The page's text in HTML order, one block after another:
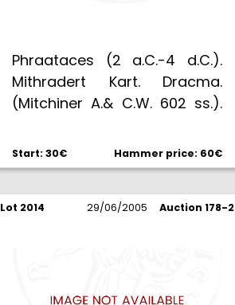
Phraataces (2 a.C.-4 d.C.).
Mithradert Kart. Dracma.
(Mitchiner A.& C.W. 602 ss.).
Start: 30€ Hammer price: 60€
Lot 2014 29/06/2005 Auction 178-2